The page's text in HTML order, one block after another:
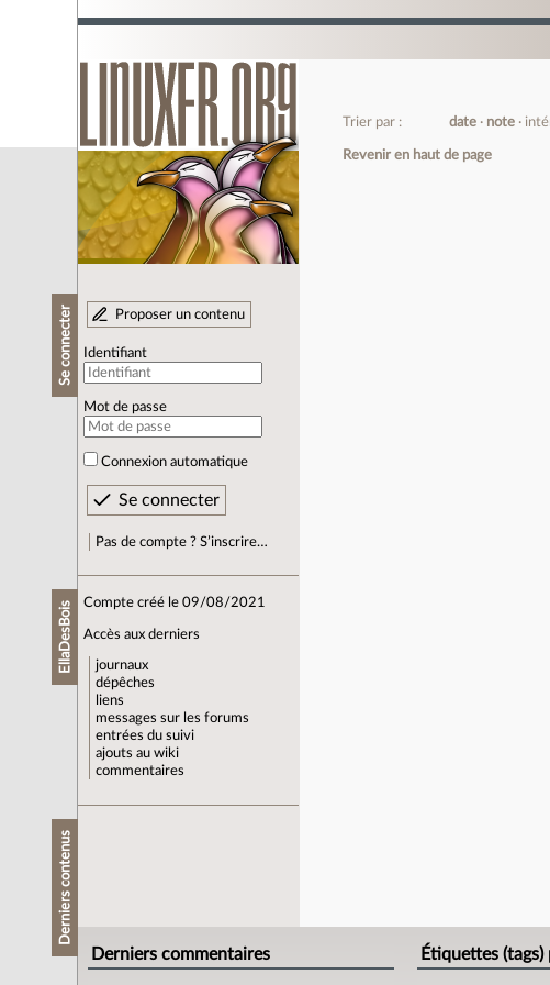
Se connecter Proposer un contenu
Identifiant
Mot de passe
Connexion automatique
Pas de compte ? S’inscrire…
EllaDesBois Compte créé le 09/08/2021
Accès aux derniers
journaux
dépêches
liens
messages sur les forums
entrées du suivi
ajouts au wiki
commentaires
Derniers contenus
Trier par : date note
Revenir en haut de page
Derniers commentaires Étiquettes